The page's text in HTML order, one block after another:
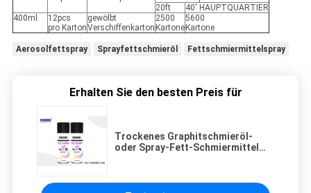
20ft
40' HAUPTQUARTIER
400ml
12pcs
pro Karton
gewölbt
Verschiffenkarton
2500
Kartone
5600
Kartone
Aerosolfettspray Sprayfettschmieröl Fettschmiermittelspray
Erhalten Sie den besten Preis für
Trockenes Graphitschmieröl-
oder Spray-Fett-Schmiermittel